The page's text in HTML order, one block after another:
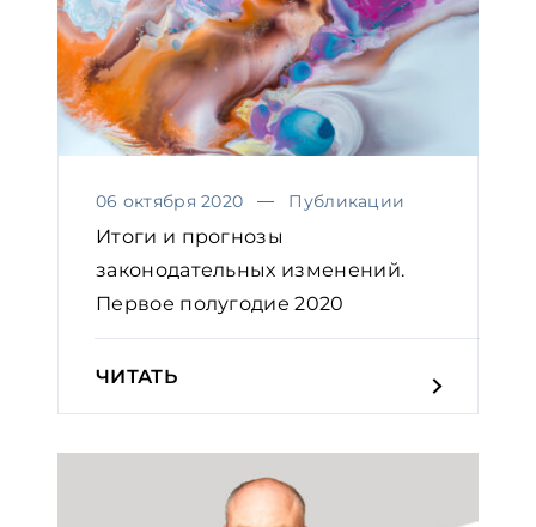
06 октября 2020 Публикации
Итоги и прогнозы
законодательных изменений.
Первое полугодие 2020
ЧИТАТЬ